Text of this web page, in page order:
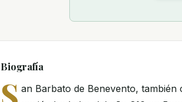
Biografía
an Barbato de Benevento,